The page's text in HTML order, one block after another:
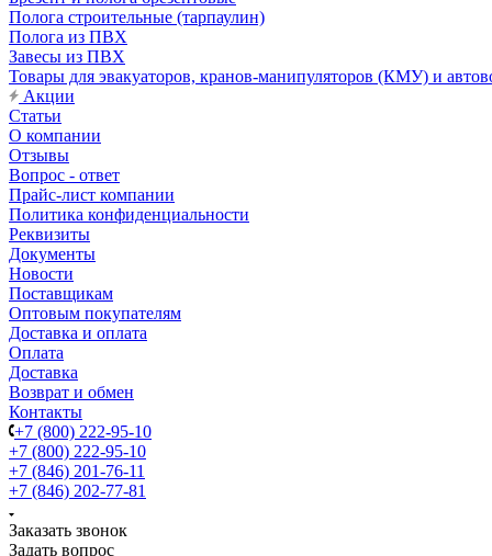
Полога строительные (тарпаулин)
Полога из ПВХ
Завесы из ПВХ
Товары для эвакуаторов, кранов-манипуляторов (КМУ) и
Акции
Статьи
О компании
Отзывы
Вопрос - ответ
Прайс-лист компании
Политика конфиденциальности
Реквизиты
Документы
Новости
Поставщикам
Оптовым покупателям
Доставка и оплата
Оплата
Доставка
Возврат и обмен
Контакты
+7 (800) 222-95-10
+7 (800) 222-95-10
+7 (846) 201-76-11
+7 (846) 202-77-81
Заказать звонок
Задать вопрос